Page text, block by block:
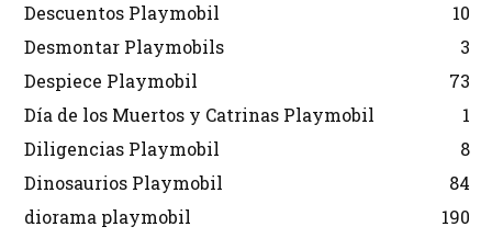
Descuentos Playmobil
10
Desmontar Playmobils
3
Despiece Playmobil
73
Día de los Muertos y Catrinas Playmobil
1
Diligencias Playmobil
8
Dinosaurios Playmobil
84
diorama playmobil
190